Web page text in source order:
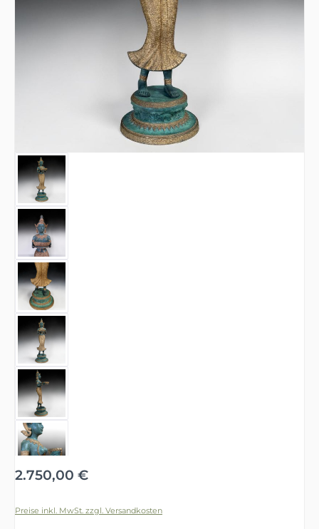
Regulärer Preis:
2.750,00 €
Preise inkl. MwSt. zzgl. Versandkosten